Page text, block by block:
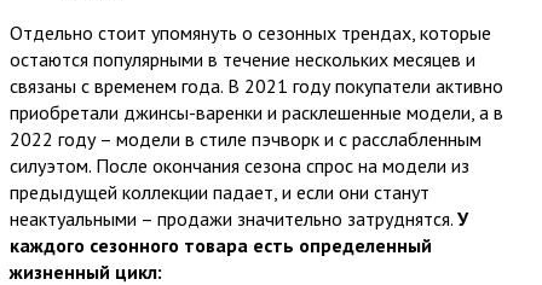
Отдельно стоит упомянуть о сезонных трендах, которые
остаются популярными в течение нескольких месяцев и
связаны с временем года. В 2021 году покупатели активно
приобретали джинсы-варенки и расклешенные модели, а в
2022 году – модели в стиле пэчворк и с расслабленным
силуэтом. После окончания сезона спрос на модели из
предыдущей коллекции падает, и если они станут
неактуальными – продажи значительно затруднятся. У
каждого сезонного товара есть определенный
жизненный цикл: